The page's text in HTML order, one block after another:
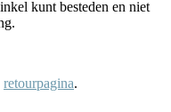
kunt besteden en niet
retourpagina.